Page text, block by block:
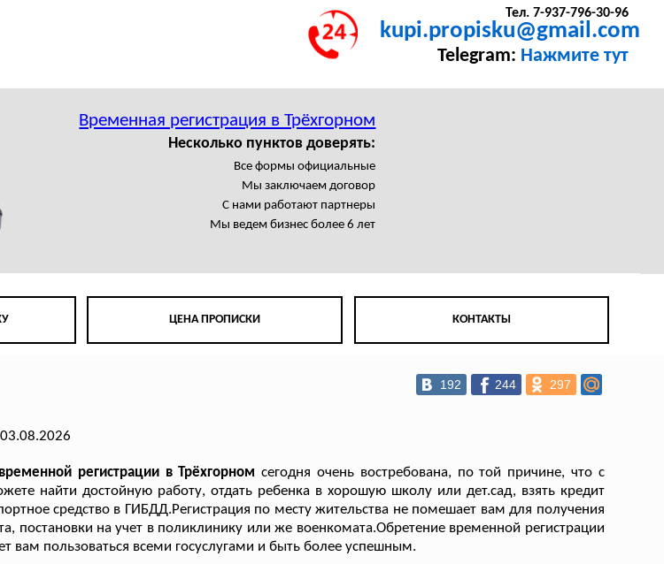
Тел. 7-937-796-30-96
kupi.propisku@gmail.com
Telegram: Нажмите тут
Временная регистрация в Трёхгорном
Несколько пунктов доверять:
Все формы официальные
Мы заключаем договор
С нами работают партнеры
Мы ведем бизнес более 6 лет
ЦЕНА ПРОПИСКИ КОНТАКТЫ
192 244 297
временной регистрации в Трёхгорномсегодня очень востребована, по той причине, что с
найти достойную работу, отдать ребенка в хорошую школу или дет.сад, взять кредит
средство в ГИБДД.Регистрация по месту жительства не помешает вам для получения
постановки на учет в поликлинику или же военкомата.Обретение временной регистрации
вам пользоваться всеми госуслугами и быть более успешным.